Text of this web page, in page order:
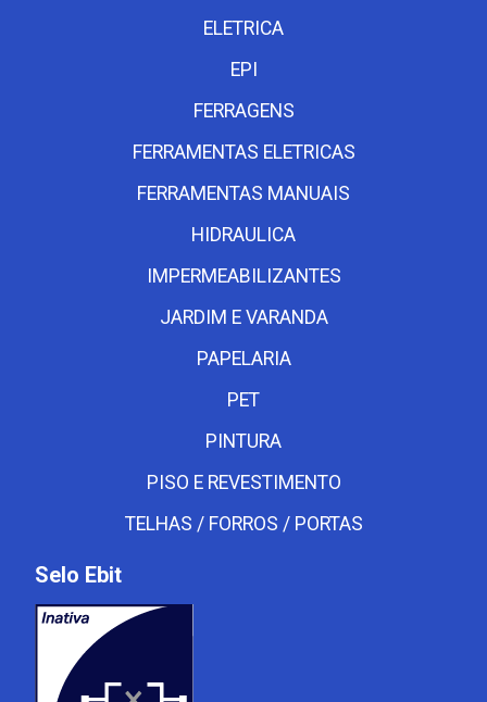
ELETRICA
EPI
FERRAGENS
FERRAMENTAS ELETRICAS
FERRAMENTAS MANUAIS
HIDRAULICA
IMPERMEABILIZANTES
JARDIM E VARANDA
PAPELARIA
PET
PINTURA
PISO E REVESTIMENTO
TELHAS / FORROS / PORTAS
Selo Ebit